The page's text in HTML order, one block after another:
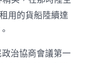
用的貨船陸續達
治協商會議第一